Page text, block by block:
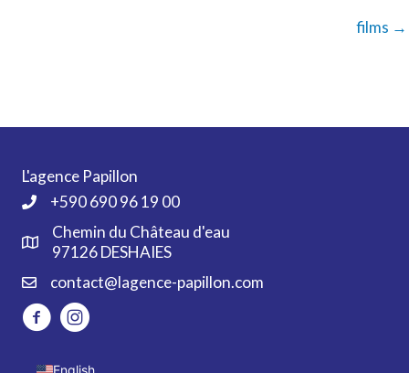
films →
L'agence Papillon
+590 690 96 19 00
Chemin du Château d'eau
97126 DESHAIES
contact@lagence-papillon.com